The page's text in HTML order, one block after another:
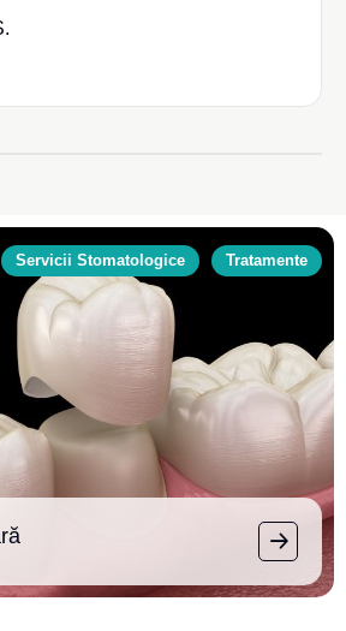
Servicii Stomatologice Tratamente